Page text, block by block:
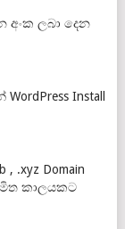
අංක ලබා දෙන
Install
.xyz Domain
කාලයකට